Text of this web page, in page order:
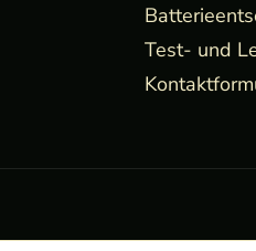
Test- und